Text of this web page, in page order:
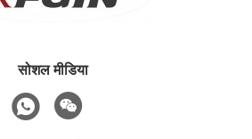
सोशल मीडिया